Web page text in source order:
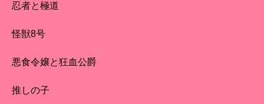
忍者と極道
怪獣8号
悪食令嬢と狂血公爵
推しの子